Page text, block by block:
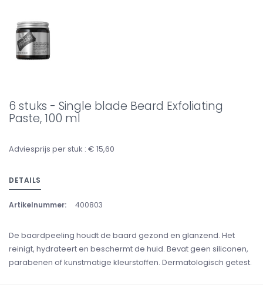
6 stuks - Single blade Beard Exfoliating
Paste, 100 ml
Adviesprijs per stuk : € 15,60
DETAILS
Artikelnummer: 400803
De baardpeeling houdt de baard gezond en glanzend. Het
reinigt, hydrateert en beschermt de huid. Bevat geen siliconen,
parabenen of kunstmatige kleurstoffen. Dermatologisch getest.